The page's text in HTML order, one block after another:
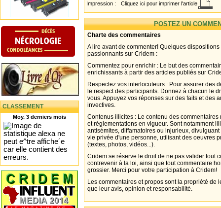
CLASSEMENT
Moy. 3 derniers mois
Impression : Cliquez ici pour imprimer l'article
POSTEZ UN
Charte des commentaires
A lire avant de commenter! Quelques
passionnants sur Cridem :
Commentez pour enrichir : Le but des
enrichissants à partir des articles publiés sur
Respectez vos interlocuteurs : Pour assurer des
le respect des participants. Donnez à chacun le
vous. Appuyez vos réponses sur des faits et des
invectives.
Contenus illicites : Le contenu des
et réglementations en vigueur. Sont notamment
antisémites, diffamatoires ou injurieux,
vie privée d'une personne, utilisant des oeuvres
(textes, photos, vidéos...).
Cridem se réserve le droit de ne pas valider tout
contrevenir à la loi, ainsi que tout commentaire
grossier. Merci pour votre participation à Cridem!
Les commentaires et propos sont la propriété de
que leur avis, opinion et responsabilité.